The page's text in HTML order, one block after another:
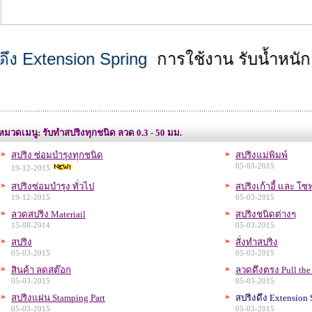
Extension Spring การใช้งาน รับน้ำหนัก
มวดเมนู: รับทำสปริงทุกชนิด ลวด 0.3 - 50 มม.
»
สปริง ซ่อมบำรุงทุกชนิด
19-12-2015
» สปริงแม่พิมพ์
05-03-2015
» สปริงซ่อมบำรุง ทั่วไป
19-12-2015
» สปริงเก้าอี้ และ โซ
05-03-2015
» ลวดสปริง Materiail
15-08-2014
» สปริงชนิดต่างๆ
05-03-2015
» สปริง
05-03-2015
» สั่งทำสปริง
05-03-2015
» สินค้า ลดสต๊อก
05-03-2015
» ลวดดึงตรง Pull the
05-03-2015
» สปริงแผ่น Stamping Part
05-03-2015
» สปริงดึง Extension
05-03-2015